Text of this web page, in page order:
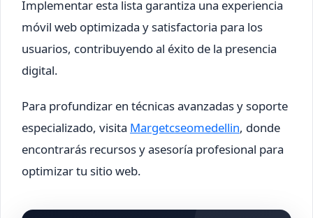
Implementar esta lista garantiza una experiencia
móvil web optimizada y satisfactoria para los
usuarios, contribuyendo al éxito de la presencia
digital.
Para profundizar en técnicas avanzadas y soporte
especializado, visita Margetcseomedellin, donde
encontrarás recursos y asesoría profesional para
optimizar tu sitio web.